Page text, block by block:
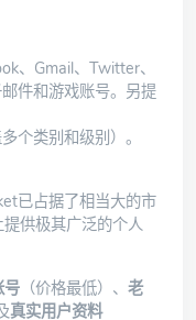
、Gmail、Twitter、
件和游戏账号。另提
个类别和级别）。
已占据了相当大的市
供极其广泛的个人
号 （价格最低）、 老
真实用户资料